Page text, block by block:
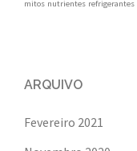
mitos nutrientes refrigerantes
ARQUIVO
Fevereiro 2021